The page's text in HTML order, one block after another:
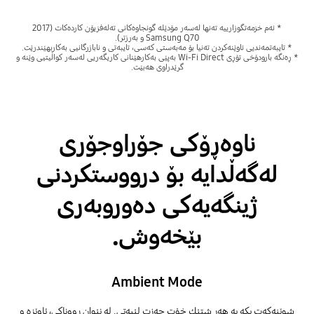
* ئەم خزمەتگوزارییە تەنها لەسەر مۆدێلە گونجاوەکانی تەلەفزیۆن کاردەکات (2017
Samsung Q70 و بەرزتر).
* تایبەتمەندیی ئاوێنەکردن تەنیا بۆ مەبەستی کەسی، تایبەتی و نابازرگانیی بەکاربهێندرێت.
* ڕەنگە بارودۆخی تۆڕی Wi-Fi Direct بەپێی بەکارهێنانی کاریگەریی لەسەر کواڵیتیی وێنە و
گرێدراوی هەبێت.
ناوەڕۆكی جۆراوجۆری
لەگەڵدایە بۆ درووستکردنی
ژینگەیەکی دەوروبەری
بێخەوش.
Ambient Mode
شوێنەکەت بکە بە هەر شتێك خۆت حەزت لێیەتی. لە نێوان ڕووناکی، ئاوێزە و